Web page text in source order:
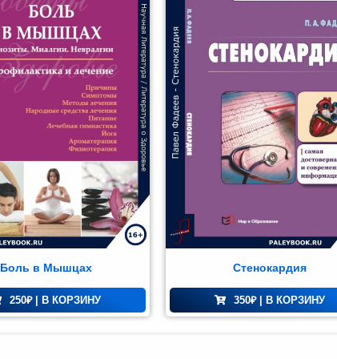
Боль в Мышцах
250₽ | В КОРЗИНУ
Стенокардия
350₽ | В КОРЗИНУ